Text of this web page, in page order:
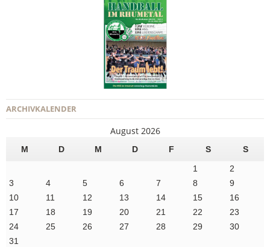
ARCHIVKALENDER
August 2026
M D M D F S
S
1
2
3
4 5 6 7 8
9
10
11 12 13 14 15
16
17
18 19 20 21 22
23
24
25 26 27 28 29
30
31